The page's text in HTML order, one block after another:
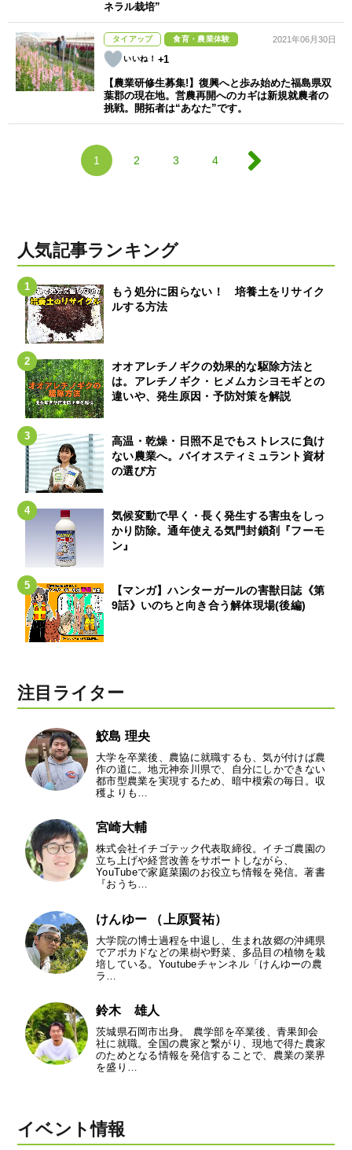
ネラル栽培”
タイアップ 食育・農業体験
+1
2021年06月30日
【農業研修生募集!】復興へと歩み始めた福島県双
葉郡の現在地。営農再開へのカギは新規就農者の
挑戦。開拓者は“あなた”です。
1 2 3 4
人気記事ランキング
もう処分に困らない！ 培養土をリサイク
ルする方法
オオアレチノギクの効果的な駆除方法と
は。アレチノギク・ヒメムカシヨモギとの
違いや、発生原因・予防対策を解説
高温・乾燥・日照不足でもストレスに負け
ない農業へ。バイオスティミュラント資材
の選び方
気候変動で早く・長く発生する害虫をしっ
かり防除。通年使える気門封鎖剤『フーモ
ン』
【マンガ】ハンターガールの害獣日誌《第
9話》いのちと向き合う解体現場(後編)
注目ライター
鮫島 理央
大学を卒業後、農協に就職するも、気が付けば農
作の道に。地元神奈川県で、自分にしかできない
都市型農業を実現するため、暗中模索の毎日。収
穫よりも…
宮崎大輔
株式会社イチゴテック代表取締役。イチゴ農園の
立ち上げや経営改善をサポートしながら、
YouTubeで家庭菜園のお役立ち情報を発信。著書
『おうち…
けんゆー （上原賢祐）
大学院の博士過程を中退し、生まれ故郷の沖縄県
でアボカドなどの果樹や野菜、多品目の植物を栽
培している。Youtubeチャンネル「けんゆーの農
ラ…
鈴木 雄人
茨城県石岡市出身。 農学部を卒業後、青果卸会
社に就職。全国の農家と繋がり、現地で得た農家
のためとなる情報を発信することで、農業の業界
を盛り…
イベント情報